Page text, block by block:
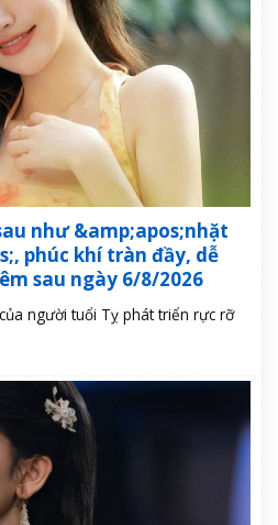
như &amp;apos;nhặt
phúc khí tràn đầy, dễ
sau ngày 6/8/2026
người tuổi Tỵ phát triển rực rỡ